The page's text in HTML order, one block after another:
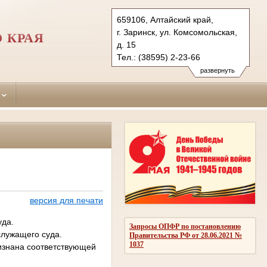
развернуть
659106, Алтайский край,
г. Заринск, ул. Комсомольская,
д. 15
Тел.: (38595) 2-23-66
zarinsky.alt@sudrf.ru
КРАЯ
Запросы ОПФР по постановлению
Правительства РФ от 28.06.2021 №
1037
версия для печати
суда.
соответствующей